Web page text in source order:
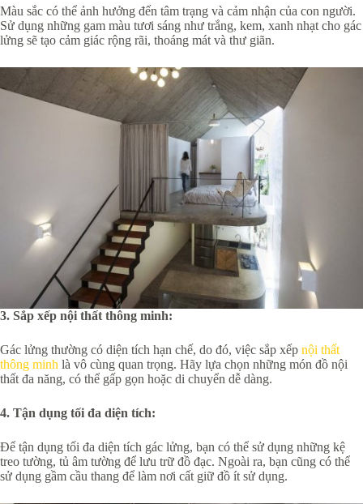
Màu sắc có thể ảnh hưởng đến tâm trạng và cảm nhận của con người.
Sử dụng những gam màu tươi sáng như trắng, kem, xanh nhạt cho gác
lửng sẽ tạo cảm giác rộng rãi, thoáng mát và thư giãn.
3. Sắp xếp nội thất thông minh:
Gác lửng thường có diện tích hạn chế, do đó, việc sắp xếp nội thất
thông minh là vô cùng quan trọng. Hãy lựa chọn những món đồ nội
thất đa năng, có thể gấp gọn hoặc di chuyển dễ dàng.
4. Tận dụng tối đa diện tích:
Để tận dụng tối đa diện tích gác lửng, bạn có thể sử dụng những kệ
treo tường, tủ âm tường để lưu trữ đồ đạc. Ngoài ra, bạn cũng có thể
sử dụng gầm cầu thang để làm nơi cất giữ đồ ít sử dụng.